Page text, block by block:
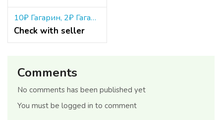
10₽ Гагарин, 2₽ Гагарин
Check with seller
Comments
No comments has been published yet
You must be logged in to comment